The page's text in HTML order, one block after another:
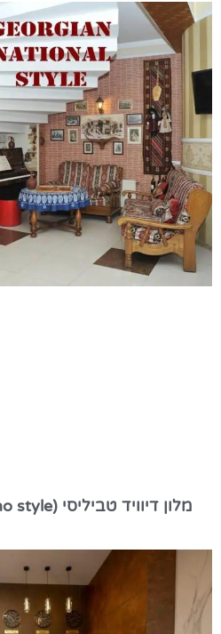
מלון דיוויד טביליסי (David Hotel – Ethno style)